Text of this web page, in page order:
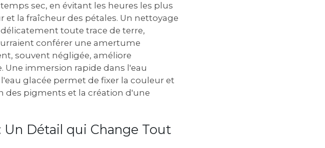
sec‚ en évitant les heures les plus
la fraîcheur des pétales. Un nettoyage
toute trace de terre‚
conférer une amertume
souvent négligée‚ améliore
immersion rapide dans l'eau
glacée permet de fixer la couleur et
des pigments et la création d'une
Un Détail qui Change Tout